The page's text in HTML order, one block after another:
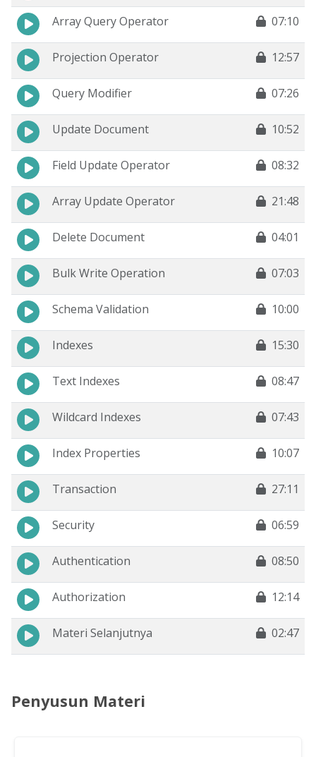
Array Query Operator 07:10
Projection Operator 12:57
Query Modifier 07:26
Update Document 10:52
Field Update Operator 08:32
Array Update Operator 21:48
Delete Document 04:01
Bulk Write Operation 07:03
Schema Validation 10:00
Indexes 15:30
Text Indexes 08:47
Wildcard Indexes 07:43
Index Properties 10:07
Transaction 27:11
Security 06:59
Authentication 08:50
Authorization 12:14
Materi Selanjutnya 02:47
Penyusun Materi